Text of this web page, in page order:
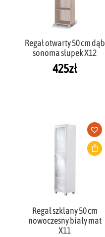
Regał otwarty 50 cm dąb
sonoma słupek X12
425zł
Regał szklany 50 cm
nowoczesny biały mat
X11